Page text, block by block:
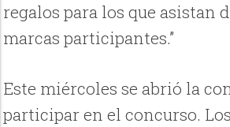
regalos para los que asistan
marcas participantes.”
Este miércoles se abrió la
participar en el concurso.